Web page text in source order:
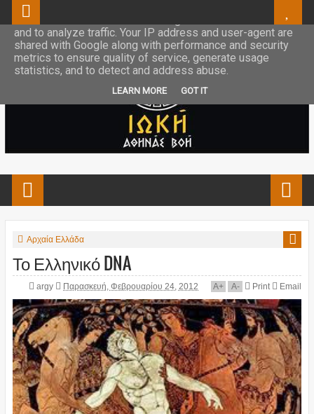
Αρχαία Ελλάδα
Το Ελληνικό DNA
argy Παρασκευή, Φεβρουαρίου 24, 2012 A+ A- Print Email
This site uses cookies from Google to deliver its services
and to analyze traffic. Your IP address and user-agent are
shared with Google along with performance and security
metrics to ensure quality of service, generate usage
statistics, and to detect and address abuse.
LEARN MORE GOT IT